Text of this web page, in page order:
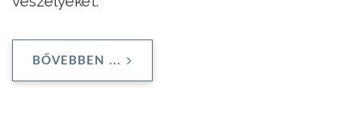
BŐVEBBEN ...